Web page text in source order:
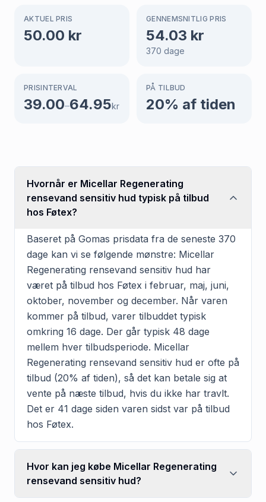
AKTUEL PRIS
50.00 kr
GENNEMSNITLIG PRIS
54.03 kr
370 dage
PRISINTERVAL
39.00–64.95kr
PÅ TILBUD
20% af tiden
Hvornår er Micellar Regenerating
rensevand sensitiv hud typisk på tilbud
hos Føtex?
Baseret på Gomas prisdata fra de seneste 370
dage kan vi se følgende mønstre: Micellar
Regenerating rensevand sensitiv hud har
været på tilbud hos Føtex i februar, maj, juni,
oktober, november og december. Når varen
kommer på tilbud, varer tilbuddet typisk
omkring 16 dage. Der går typisk 48 dage
mellem hver tilbudsperiode. Micellar
Regenerating rensevand sensitiv hud er ofte på
tilbud (20% af tiden), så det kan betale sig at
vente på næste tilbud, hvis du ikke har travlt.
Det er 41 dage siden varen sidst var på tilbud
hos Føtex.
Hvor kan jeg købe Micellar Regenerating
rensevand sensitiv hud?